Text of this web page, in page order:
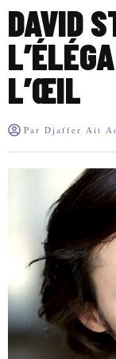
DAVID
L’ŒIL
Par Djaffer Ait